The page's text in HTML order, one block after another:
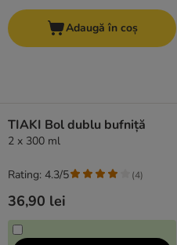
Adaugă în coș
TIAKI Bol dublu bufniță
2 x 300 ml
36,90 lei
Rating: 4.3/5 (4)